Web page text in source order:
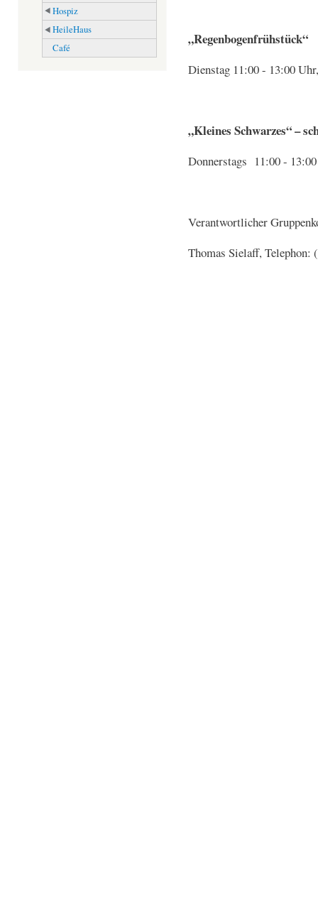
Hospiz
HeileHaus
Café
„Regenbogenfrühstück“
Dienstag 11:00 - 13:00
„Kleines Schwarzes“ –
Donnerstags 11:00 -
Verantwortlicher
Thomas Sielaff, Telephon: